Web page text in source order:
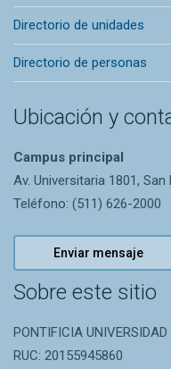
Directorio de unidades
Directorio de personas
Ubicación y
Campus principal
Av. Universitaria 1801,
Teléfono: (511) 626-2000
Enviar mensaje
Sobre este sitio
PONTIFICIA
RUC: 20155945860